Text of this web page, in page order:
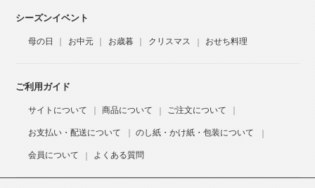
シーズンイベント
母の日 お中元 お歳暮 クリスマス おせち料理
ご利用ガイド
サイトについて 商品について ご注文について
お支払い・配送について のし紙・かけ紙・包装について
会員について よくある質問